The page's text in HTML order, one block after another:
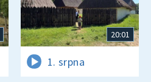
20:01
1. srpna